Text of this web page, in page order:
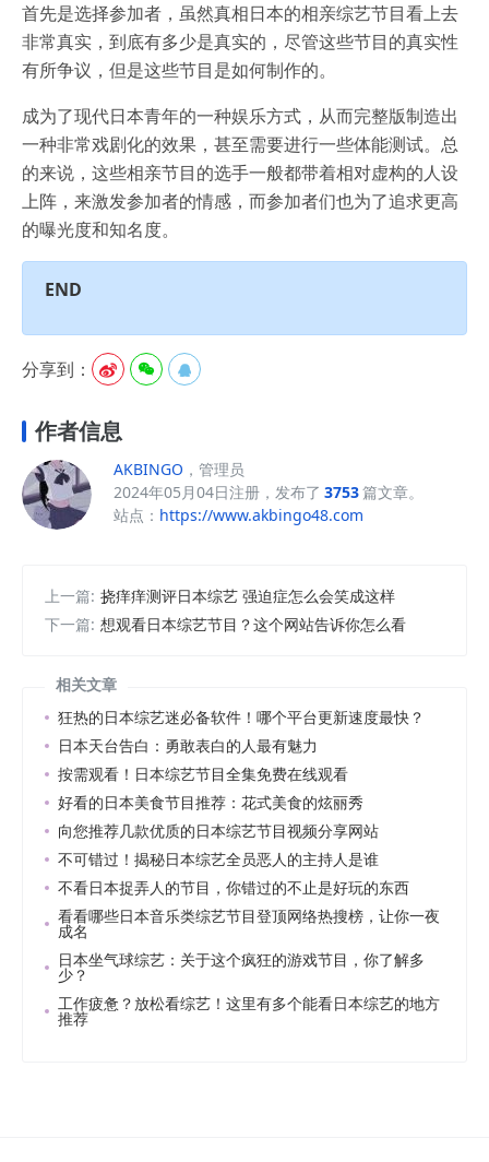
首先是选择参加者，虽然真相日本的相亲综艺节目看上去
非常真实，到底有多少是真实的，尽管这些节目的真实性
有所争议，但是这些节目是如何制作的。
成为了现代日本青年的一种娱乐方式，从而完整版制造出
一种非常戏剧化的效果，甚至需要进行一些体能测试。总
的来说，这些相亲节目的选手一般都带着相对虚构的人设
上阵，来激发参加者的情感，而参加者们也为了追求更高
的曝光度和知名度。
END
分享到：   
作者信息
AKBINGO ，管理员
2024年05月04日注册，发布了 3753篇文章。
站点： https://www.akbingo48.com
上一篇: 挠痒痒测评日本综艺 强迫症怎么会笑成这样
下一篇: 想观看日本综艺节目？这个网站告诉你怎么看
相关文章
狂热的日本综艺迷必备软件！哪个平台更新速度最快？
日本天台告白：勇敢表白的人最有魅力
按需观看！日本综艺节目全集免费在线观看
好看的日本美食节目推荐：花式美食的炫丽秀
向您推荐几款优质的日本综艺节目视频分享网站
不可错过！揭秘日本综艺全员恶人的主持人是谁
不看日本捉弄人的节目，你错过的不止是好玩的东西
看看哪些日本音乐类综艺节目登顶网络热搜榜，让你一夜
成名
日本坐气球综艺：关于这个疯狂的游戏节目，你了解多
少？
工作疲惫？放松看综艺！这里有多个能看日本综艺的地方
推荐